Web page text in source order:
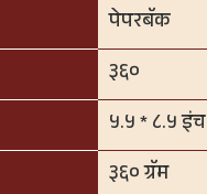
पेपरबॅक
३६०
५.५ * ८.५ इंच
३६० ग्रॅम